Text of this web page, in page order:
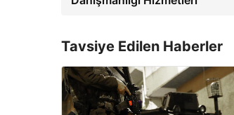
Tavsiye Edilen Haberler